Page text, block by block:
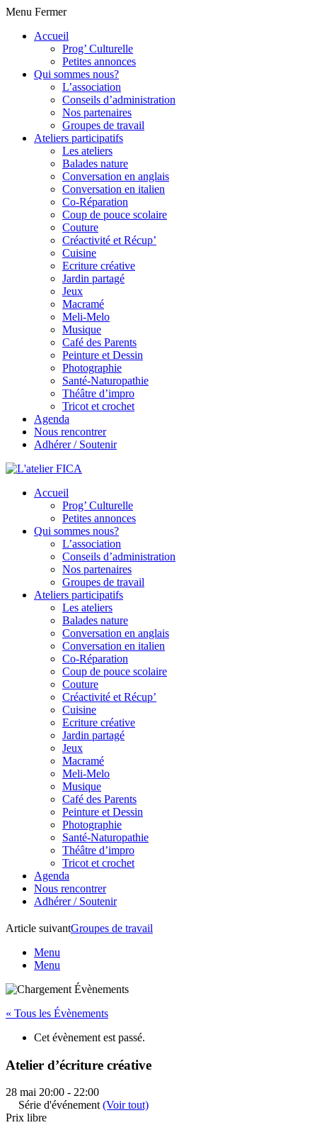
Menu Fermer
Accueil
Prog’ Culturelle
Petites annonces
Qui sommes nous?
L’association
Conseils d’administration
Nos partenaires
Groupes de travail
Ateliers participatifs
Les ateliers
Balades nature
Conversation en anglais
Conversation en italien
Co-Réparation
Coup de pouce scolaire
Couture
Créactivité et Récup’
Cuisine
Ecriture créative
Jardin partagé
Jeux
Macramé
Meli-Melo
Musique
Café des Parents
Peinture et Dessin
Photographie
Santé-Naturopathie
Théâtre d’impro
Tricot et crochet
Agenda
Nous rencontrer
Adhérer / Soutenir
L'atelier FICA
Actions conviviales écologiques et solidaires sur le territoire de
Meximieux
Accueil
Prog’ Culturelle
Petites annonces
Qui sommes nous?
L’association
Conseils d’administration
Nos partenaires
Groupes de travail
Ateliers participatifs
Les ateliers
Balades nature
Conversation en anglais
Conversation en italien
Co-Réparation
Coup de pouce scolaire
Couture
Créactivité et Récup’
Cuisine
Ecriture créative
Jardin partagé
Jeux
Macramé
Meli-Melo
Musique
Café des Parents
Peinture et Dessin
Photographie
Santé-Naturopathie
Théâtre d’impro
Tricot et crochet
Agenda
Nous rencontrer
Adhérer / Soutenir
Article suivantGroupes de travail
Menu
Menu
« Tous les Évènements
Cet évènement est passé.
Atelier d’écriture créative
28 mai 20:00 - 22:00
Série d'événement (Voir tout)
Prix libre